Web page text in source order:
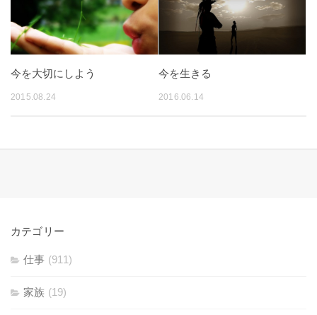
今を大切にしよう
2015.08.24
今を生きる
2016.06.14
カテゴリー
仕事 (911)
家族 (19)